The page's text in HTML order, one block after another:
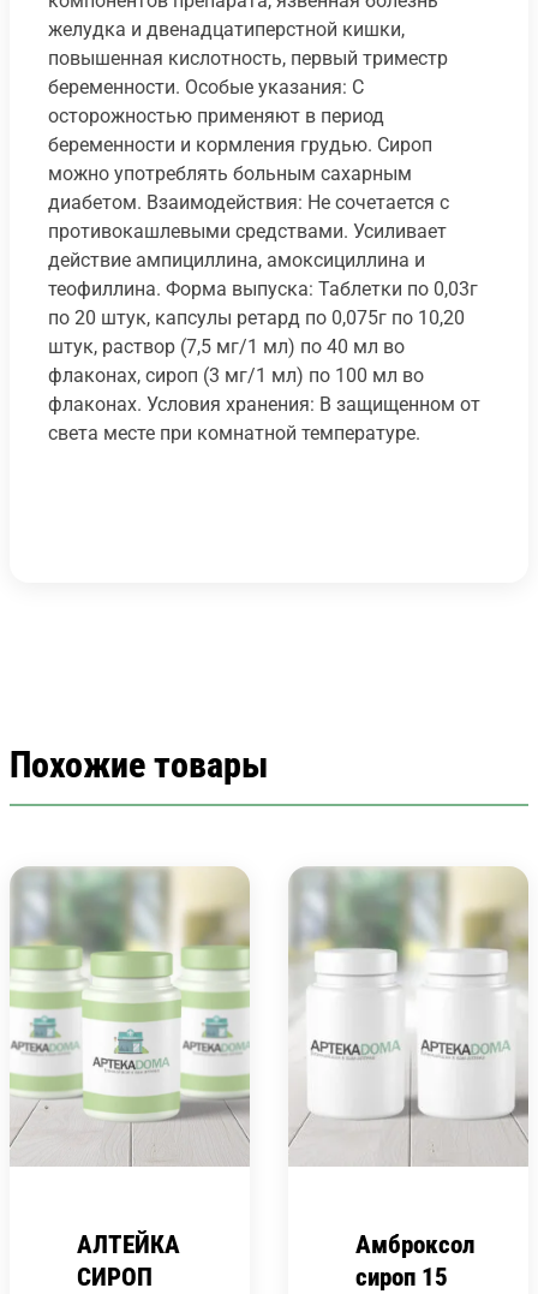
желудка и двенадцатиперстной кишки,
повышенная кислотность, первый триместр
беременности. Особые указания: С
осторожностью применяют в период
беременности и кормления грудью. Сироп
можно употреблять больным сахарным
диабетом. Взаимодействия: Не сочетается с
противокашлевыми средствами. Усиливает
действие ампициллина, амоксициллина и
теофиллина. Форма выпуска: Таблетки по 0,03г
по 20 штук, капсулы ретард по 0,075г по 10,20
штук, раствор (7,5 мг/1 мл) по 40 мл во
флаконах, сироп (3 мг/1 мл) по 100 мл во
флаконах. Условия хранения: В защищенном от
света месте при комнатной температуре.
Похожие товары
АЛТЕЙКА
СИРОП
Амброксол
сироп 15